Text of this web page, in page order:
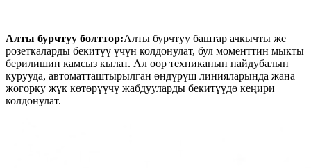
Алты бурчтуу болттор:Алты бурчтуу баштар ачкычты же
розеткаларды бекитүү үчүн колдонулат, бул моменттин мыкты
берилишин камсыз кылат. Ал оор техниканын пайдубалын
курууда, автоматташтырылган өндүрүш линияларында жана
жогорку жүк көтөрүүчү жабдууларды бекитүүдө кеңири
колдонулат.